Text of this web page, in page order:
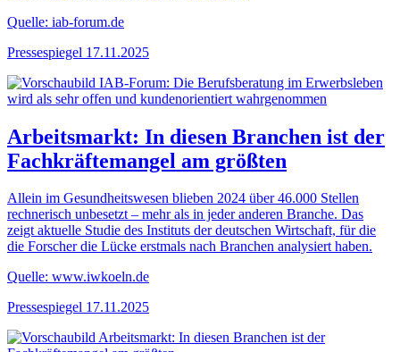
Quelle: iab-forum.de
Pressespiegel 17.11.2025
Arbeitsmarkt: In diesen Branchen ist der
Fachkräftemangel am größten
Allein im Gesundheitswesen blieben 2024 über 46.000 Stellen
rechnerisch unbesetzt – mehr als in jeder anderen Branche. Das
zeigt aktuelle Studie des Instituts der deutschen Wirtschaft, für die
die Forscher die Lücke erstmals nach Branchen analysiert haben.
Quelle: www.iwkoeln.de
Pressespiegel 17.11.2025